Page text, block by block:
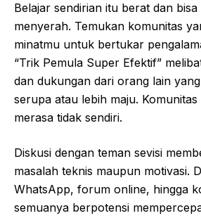
Belajar sendirian itu berat dan
menyerah. Temukan komunitas
minatmu untuk bertukar
“Trik Pemula Super Efektif”
dan dukungan dari orang lain
serupa atau lebih maju.
merasa tidak sendiri.
Diskusi dengan teman sevisi
masalah teknis maupun motivasi.
WhatsApp, forum online, hingga
semuanya berpotensi